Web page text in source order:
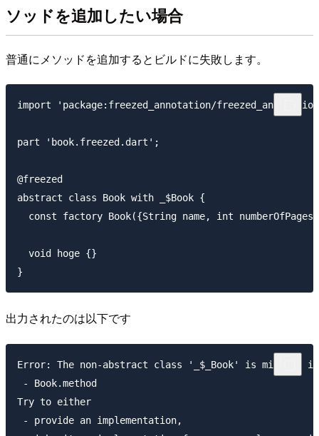
ソッドを追加したい場合
普通にメソッドを追加するとビルドに失敗します。
import 'package:freezed_annotation/
part 'book.freezed.dart';
@freezed
abstract class Book with _$Book {
const factory Book({String name, int
  void hoge {}
出力されたのは以下です
Error: The non-abstract class '_$_Book' is missing
- Book.method
Try to either
- provide an implementation,